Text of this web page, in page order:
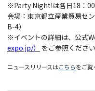
※Party Night!は各日18：
会場：東京都立産業貿易セ
B-4）
※イベントの詳細は、公式
expo.jp/）
をご参照ください
ニュースリリースはこちらをご覧